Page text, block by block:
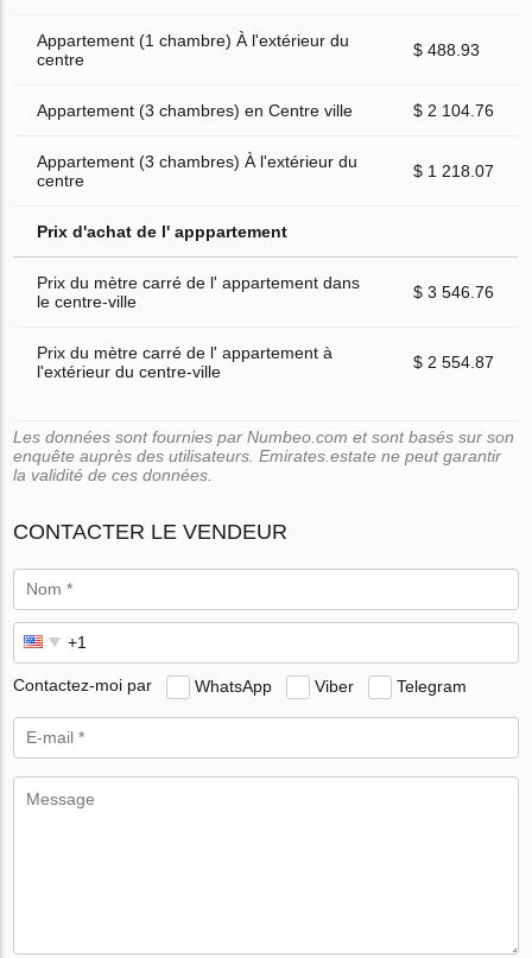
Appartement (1 chambre) À l'extérieur du
centre
$ 488.93
Appartement (3 chambres) en Centre ville $ 2 104.76
Appartement (3 chambres) À l'extérieur du
centre
$ 1 218.07
Prix d'achat de l' apppartement
Prix du mètre carré de l' appartement dans
le centre-ville
$ 3 546.76
Prix du mètre carré de l' appartement à
l'extérieur du centre-ville
$ 2 554.87
Les données sont fournies par Numbeo.com et sont basés sur son
enquête auprès des utilisateurs. Emirates.estate ne peut garantir
la validité de ces données.
CONTACTER LE VENDEUR
Contactez-moi par WhatsApp Viber Telegram